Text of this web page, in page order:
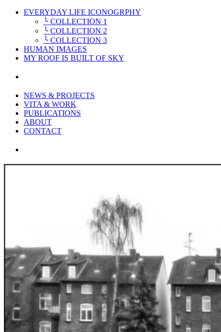
EVERYDAY LIFE ICONOGRPHY
╰ COLLECTION 1
╰ COLLECTION 2
╰ COLLECTION 3
HUMAN IMAGES
MY ROOF IS BUILT OF SKY
NEWS & PROJECTS
VITA & WORK
PUBLICATIONS
ABOUT
CONTACT